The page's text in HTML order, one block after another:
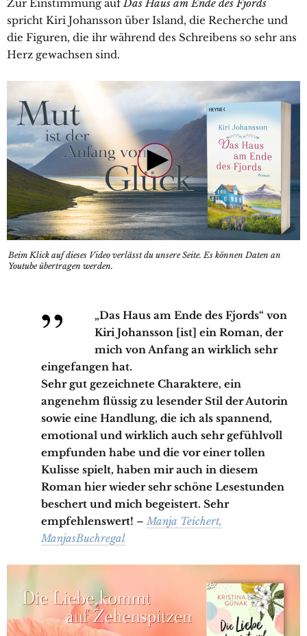
Zur Einstimmung auf Das Haus am Ende des Fjords
spricht Kiri Johansson über Island, die Recherche und
die Figuren, die ihr während des Schreibens so sehr ans
Herz gewachsen sind.
Beim Klick auf dieses Video verlässt du unsere Seite. Es können Daten an
Youtube übertragen werden.
„Das Haus am Ende des Fjords“ von
Kiri Johansson [ist] ein Roman, der
mich von Anfang an wirklich sehr
eingefangen hat.
Sehr gut gezeichnete Charaktere, ein
angenehm flüssig zu lesender Stil der Autorin
sowie eine Handlung, die ich als spannend,
emotional und wirklich auch sehr gefühlvoll
empfunden habe und die vor einer tollen
Kulisse spielt, haben mir auch in diesem
Roman hier wieder sehr schöne Lesestunden
beschert und mich begeistert. Sehr
empfehlenswert! –Manja Teichert,
ManjasBuchregal